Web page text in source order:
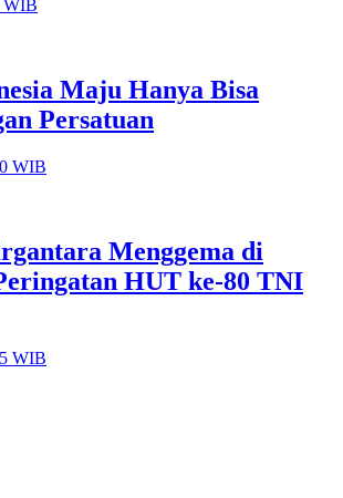
WIB
Maju Hanya Bisa
Persatuan
WIB
Menggema di
HUT ke-80 TNI
WIB